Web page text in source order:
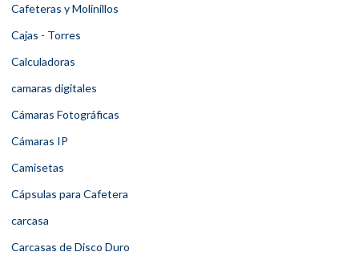
Cafeteras y Molinillos
Cajas - Torres
Calculadoras
camaras digitales
Cámaras Fotográficas
Cámaras IP
Camisetas
Cápsulas para Cafetera
carcasa
Carcasas de Disco Duro